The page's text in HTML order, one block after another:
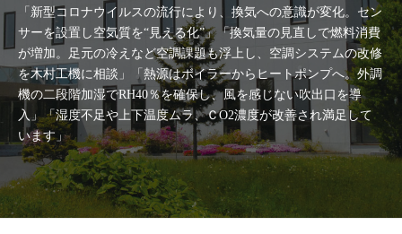
「新型コロナウイルスの流行により、換気への意識が変化。セン
サーを設置し空気質を“見える化”」「換気量の見直しで燃料消費
が増加。足元の冷えなど空調課題も浮上し、空調システムの改修
を木村工機に相談」「熱源はボイラーからヒートポンプへ。外調
機の二段階加湿でRH40％を確保し、風を感じない吹出口を導
入」「湿度不足や上下温度ムラ、ＣO2濃度が改善され満足して
います」